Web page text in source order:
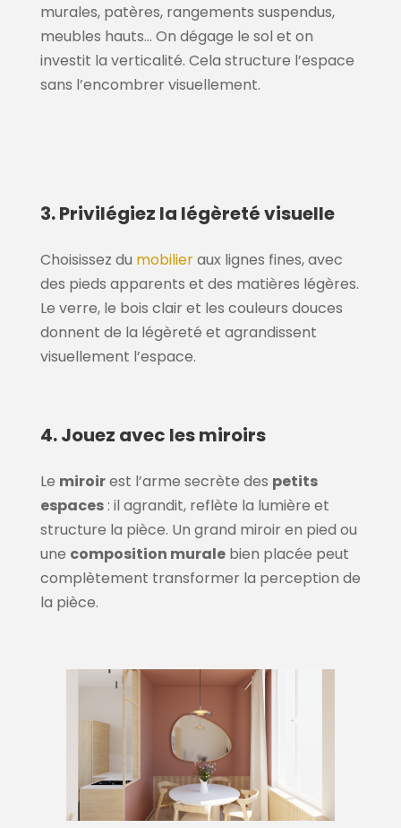
murales, patères, rangements suspendus,
meubles hauts… On dégage le sol et on
investit la verticalité. Cela structure l’espace
sans l’encombrer visuellement.
3. Privilégiez la légèreté visuelle
Choisissez du mobilieraux lignes fines, avec
des pieds apparents et des matières légères.
Le verre, le bois clair et les couleurs douces
donnent de la légèreté et agrandissent
visuellement l’espace.
4. Jouez avec les miroirs
Le miroirest l’arme secrète des petits
espaces: il agrandit, reflète la lumière et
structure la pièce. Un grand miroir en pied ou
une composition muralebien placée peut
complètement transformer la perception de
la pièce.